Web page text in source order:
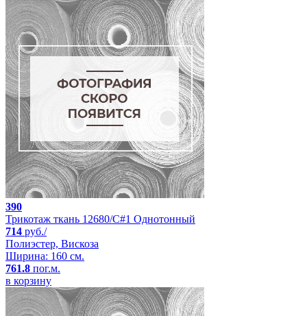
390
Трикотаж ткань 12680/C#1 Однотонный
714 руб./
Полиэстер, Вискоза
Ширина: 160 см.
761.8 пог.м.
в корзину